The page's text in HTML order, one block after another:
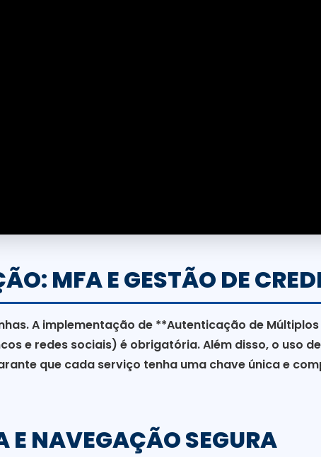
MFA E GESTÃO DE
A implementação de **Autenticação de
e redes sociais) é obrigatória. Além disso, o uso
que cada serviço tenha uma chave única e
E NAVEGAÇÃO SEGURA